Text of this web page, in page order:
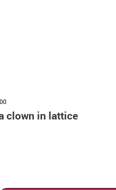
clown in lattice